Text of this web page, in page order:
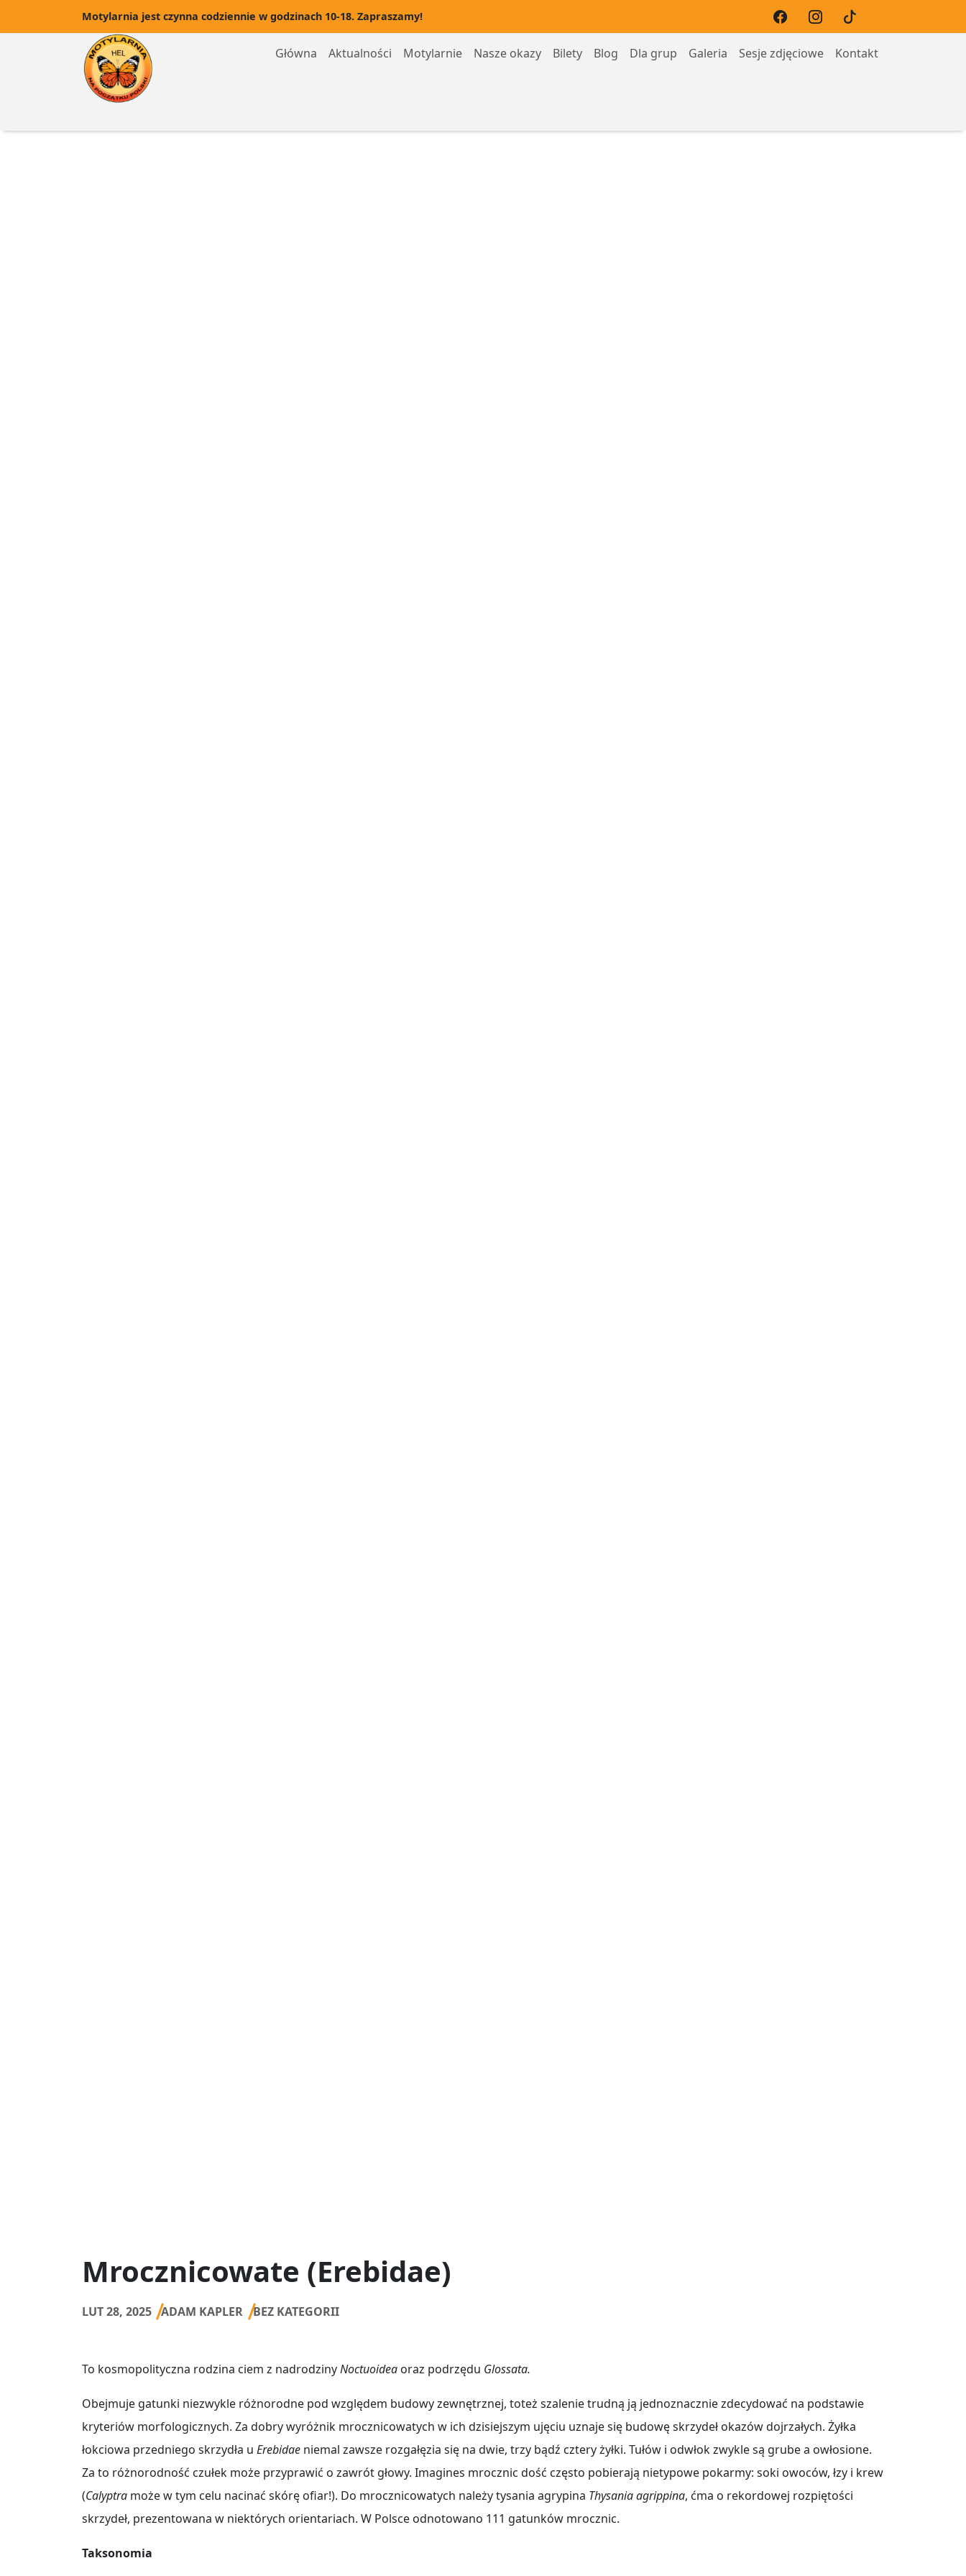
Motylarnia jest czynna codziennie w godzinach 10-18. Zapraszamy!
Główna Aktualności Motylarnie
Motylarnia Hel
Nasze okazy Bilety Blog Dla grup Galeria Sesje zdjęciowe Kontakt
Mrocznicowate (Erebidae)
LUT 28, 2025 ADAM KAPLER BEZ KATEGORII
To kosmopolityczna rodzina ciem z nadrodzinyNoctuoidea oraz podrzędu Glossata.
Obejmuje gatunki niezwykle różnorodne pod względem budowy zewnętrznej, toteż szalenie trudną ją jednoznacznie zdecydować na podstawie
kryteriów morfologicznych. Za dobry wyróżnik mrocznicowatych w ich dzisiejszym ujęciu uznaje się budowę skrzydeł okazów dojrzałych. Żyłka
łokciowa przedniego skrzydła u Erebidae niemal zawsze rozgałęzia się na dwie, trzy bądź cztery żyłki. Tułów i odwłok zwykle są grube a owłosione.
Za to różnorodność czułek może przyprawić o zawrót głowy. Imagines mrocznic dość często pobierają nietypowe pokarmy: soki owoców, łzy i krew
(Calyptra może w tym celu nacinać skórę ofiar!). Do mrocznicowatych należy tysania agrypina Thysania agrippina, ćma o rekordowej rozpiętości
skrzydeł, prezentowana w niektórych orientariach. W Polsce odnotowano 111 gatunków mrocznic.
Taksonomia